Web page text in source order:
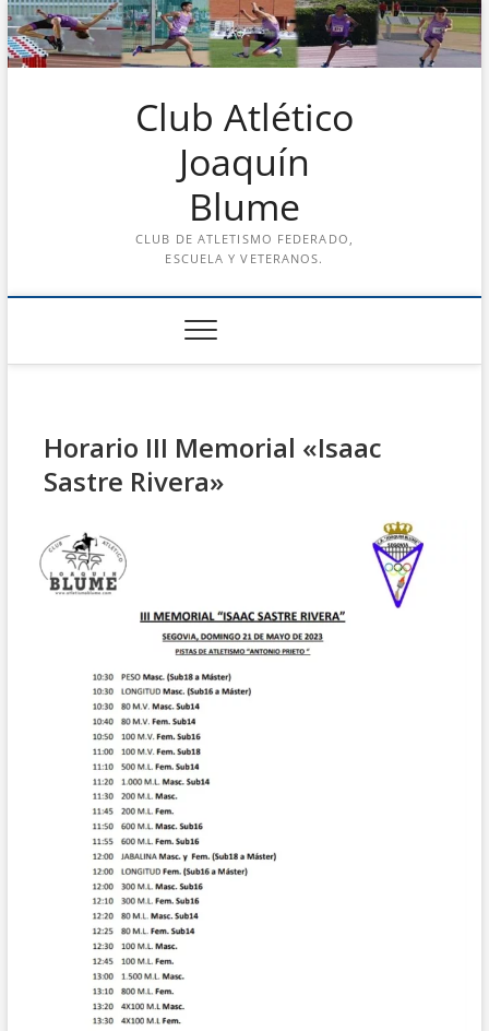
Saltar
al
contenido
Club Atlético
Joaquín
Blume
CLUB DE ATLETISMO FEDERADO,
ESCUELA Y VETERANOS.
Horario III Memorial «Isaac
Sastre Rivera»